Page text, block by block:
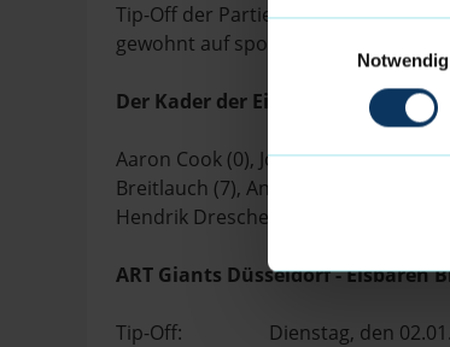
Notwendig
Tip-Off der Partie ist am Dienstag,
gewohnt auf sportdeutschland.tv.
Der Kader der Eisbären
Aaron Cook (0), Jordan Giles (1),
Breitlauch (7), Anton Meyer (9),
Hendrik Drescher (20), Nick Hornsby
ART Giants Düsseldorf - Eisbären
Tip-Off: Dienstag, den